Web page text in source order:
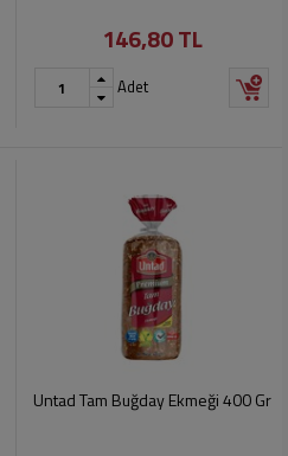
146,80 TL
Adet
Untad Tam Buğday Ekmeği 400 Gr